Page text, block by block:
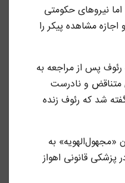
نیروهای حکومتی
مشاهده پیکر را
پس از مراجعه به
متناقض و نادرست
شد که رئوف زنده
«مجهول‌الهویه» به
پزشکی قانونی اهواز